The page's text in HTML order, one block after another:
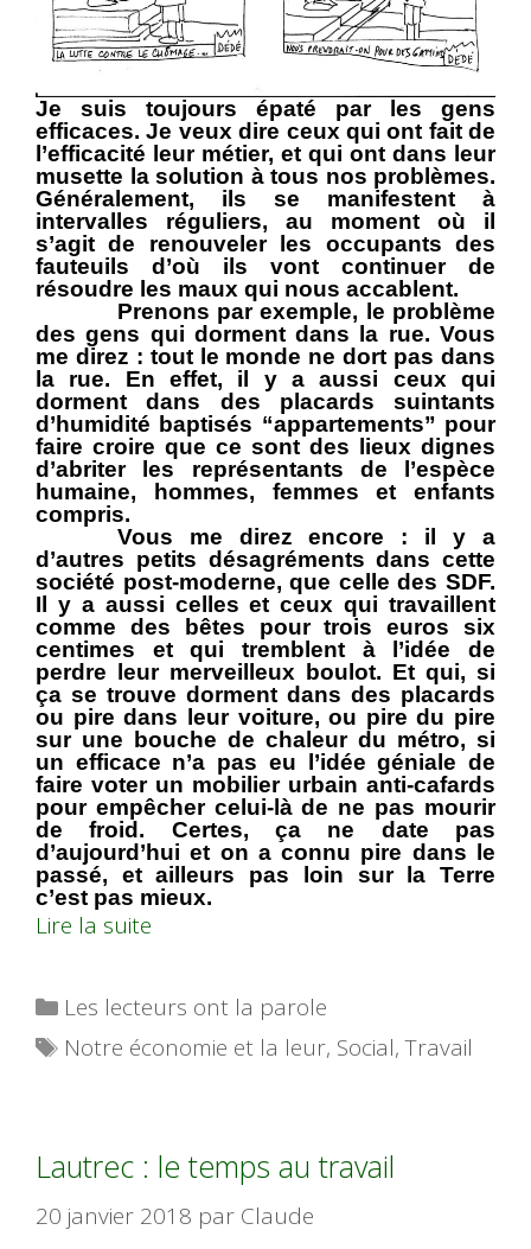
Je suis toujours épaté par les gens
efficaces. Je veux dire ceux qui ont fait de
l’efficacité leur métier, et qui ont dans leur
musette la solution à tous nos problèmes.
Généralement, ils se manifestent à
intervalles réguliers, au moment où il
s’agit de renouveler les occupants des
fauteuils d’où ils vont continuer de
résoudre les maux qui nous accablent.
Prenons par exemple, le problème
des gens qui dorment dans la rue. Vous
me direz : tout le monde ne dort pas dans
la rue. En effet, il y a aussi ceux qui
dorment dans des placards suintants
d’humidité baptisés “appartements” pour
faire croire que ce sont des lieux dignes
d’abriter les représentants de l’espèce
humaine, hommes, femmes et enfants
compris.
Vous me direz encore : il y a
d’autres petits désagréments dans cette
société post-moderne, que celle des SDF.
Il y a aussi celles et ceux qui travaillent
comme des bêtes pour trois euros six
centimes et qui tremblent à l’idée de
perdre leur merveilleux boulot. Et qui, si
ça se trouve dorment dans des placards
ou pire dans leur voiture, ou pire du pire
sur une bouche de chaleur du métro, si
un efficace n’a pas eu l’idée géniale de
faire voter un mobilier urbain anti-cafards
pour empêcher celui-là de ne pas mourir
de froid. Certes, ça ne date pas
d’aujourd’hui et on a connu pire dans le
passé, et ailleurs pas loin sur la Terre
c’est pas mieux.
Lire la suite
Catégories
Les lecteurs ont la parole
Étiquettes
Notre économie et la leur, Social,Travail
Lautrec : le temps au travail
20 janvier 2018 par Claude